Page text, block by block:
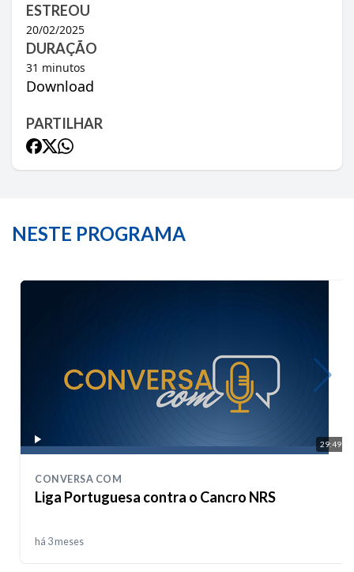
ESTREOU
20/02/2025
DURAÇÃO
31 minutos
Download
PARTILHAR
NESTE PROGRAMA
29:49
CONVERSA COM
Liga Portuguesa contra o Cancro NRS
há 3 meses